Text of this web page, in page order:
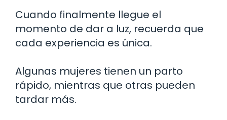
Cuando finalmente llegue el
momento de dar a luz, recuerda que
cada experiencia es única.
Algunas mujeres tienen un parto
rápido, mientras que otras pueden
tardar más.